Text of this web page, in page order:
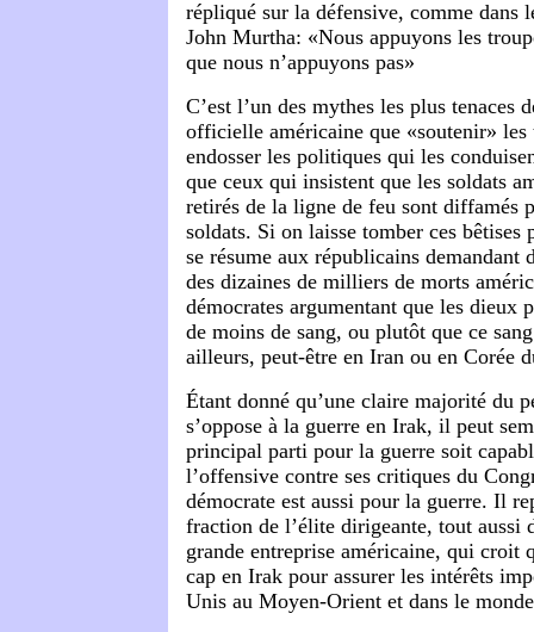
répliqué sur la défensive, comme dans
John Murtha: «Nous appuyons les
que nous n’appuyons pas»
C’est l’un des mythes les plus tenaces
officielle américaine que «soutenir»
endosser les politiques qui les
que ceux qui insistent que les soldats
retirés de la ligne de feu sont diffamés
soldats. Si on laisse tomber ces bêtises
se résume aux républicains demandant
des dizaines de milliers de morts
démocrates argumentant que les dieux
de moins de sang, ou plutôt que ce
ailleurs, peut-être en Iran ou en Corée
Étant donné qu’une claire majorité du
s’oppose à la guerre en Irak, il peut
principal parti pour la guerre soit
l’offensive contre ses critiques du
démocrate est aussi pour la guerre. Il
fraction de l’élite dirigeante, tout aussi
grande entreprise américaine, qui croit
cap en Irak pour assurer les intérêts
Unis au Moyen-Orient et dans le